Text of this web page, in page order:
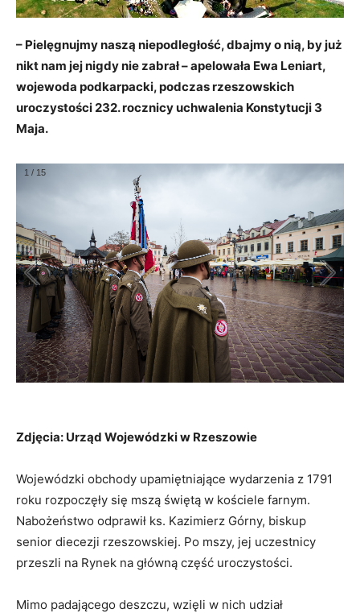
– Pielęgnujmy naszą niepodległość, dbajmy o nią, by już
nikt nam jej nigdy nie zabrał – apelowała Ewa Leniart,
wojewoda podkarpacki, podczas rzeszowskich
uroczystości 232. rocznicy uchwalenia Konstytucji 3
Maja.
1 / 15
Zdjęcia: Urząd Wojewódzki w Rzeszowie
Wojewódzki obchody upamiętniające wydarzenia z 1791
roku rozpoczęły się mszą świętą w kościele farnym.
Nabożeństwo odprawił ks. Kazimierz Górny, biskup
senior diecezji rzeszowskiej. Po mszy, jej uczestnicy
przeszli na Rynek na główną część uroczystości.
Mimo padającego deszczu, wzięli w nich udział